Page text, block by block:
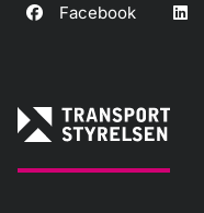
Facebook